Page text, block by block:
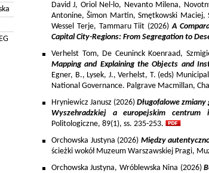
David J, Oriol Nel-lo, Nevanto Milena,
Antonine, Šimon Martin, Smętkowski Maciej,
Wessel Terje, Tammaru Tiit (2026)A
Capital City-Regions: From Segregation to
Verhelst Tom, De Ceuninck Koenraad,
Mapping and Explaining the Objects and
Egner, B., Lysek, J., Verhelst, T. (eds)
National Governance. Palgrave Macmillan,
Hryniewicz Janusz (2026) Długofalowe
Wyszehradzkiej a europejskim centrum
Politologiczne, 89(1), ss. 235-253.
Orchowska Justyna (2026) Między
ścieżki wokół Muzeum Warszawskiej Pragi,
Orchowska Justyna, Wróblewska Nina (2026)